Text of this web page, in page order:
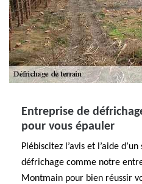
Entreprise de
pour vous épauler
Plébiscitez l’avis et l’aide
défrichage comme notre
Montmain pour bien réussir